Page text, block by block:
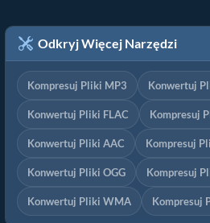
Odkryj Więcej Narzędzi
Kompresuj Pliki MP3 Konwertuj
Konwertuj Pliki FLAC Kompresuj
Konwertuj Pliki AAC Kompresuj
Konwertuj Pliki OGG Kompresuj
Konwertuj Pliki WMA Kompresuj